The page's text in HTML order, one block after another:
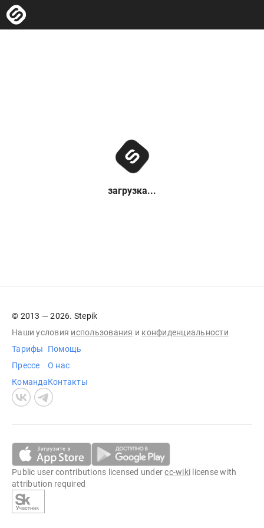
загрузка...
© 2013 — 2026. Stepik
Наши условия использования и конфиденциальности
Тарифы
Прессе
Команда
Помощь
О нас
Контакты
Public user contributions licensed undercc-wiki license with
attribution required